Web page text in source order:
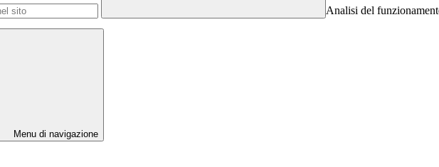
Analisi del
Menu di navigazione